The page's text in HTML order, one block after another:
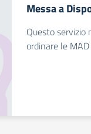
Messa a
Questo servizio
ordinare le MAD